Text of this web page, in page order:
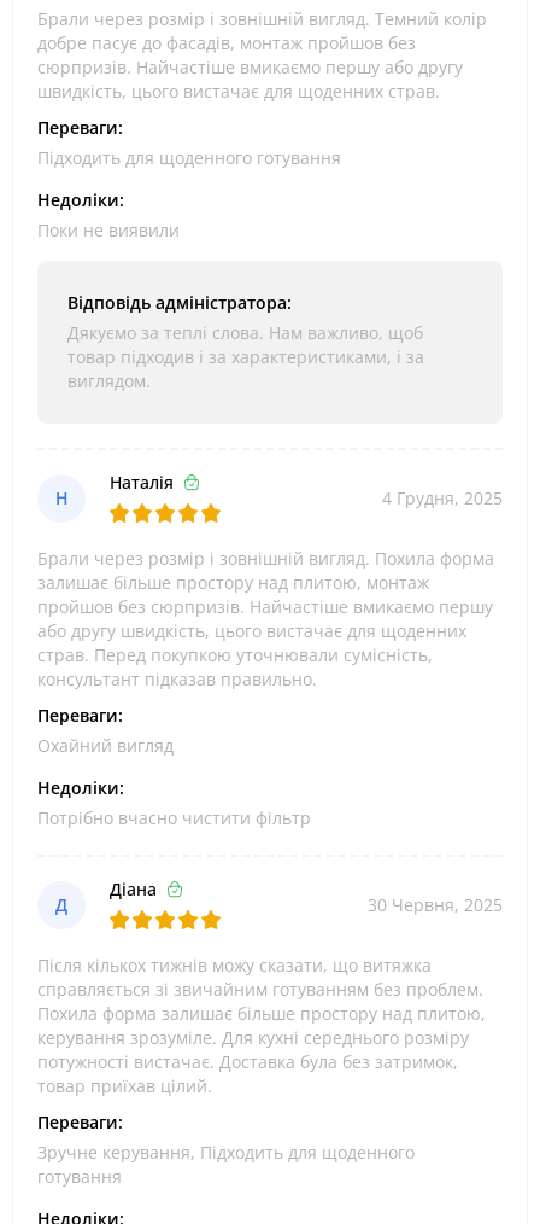
Брали через розмір і зовнішній вигляд. Темний колір
добре пасує до фасадів, монтаж пройшов без
сюрпризів. Найчастіше вмикаємо першу або другу
швидкість, цього вистачає для щоденних страв.
Переваги:
Підходить для щоденного готування
Недоліки:
Поки не виявили
Відповідь адміністратора:
Дякуємо за теплі слова. Нам важливо, щоб
товар підходив і за характеристиками, і за
виглядом.
Н
Наталія
4 Грудня, 2025
Брали через розмір і зовнішній вигляд. Похила форма
залишає більше простору над плитою, монтаж
пройшов без сюрпризів. Найчастіше вмикаємо першу
або другу швидкість, цього вистачає для щоденних
страв. Перед покупкою уточнювали сумісність,
консультант підказав правильно.
Переваги:
Охайний вигляд
Недоліки:
Потрібно вчасно чистити фільтр
Д
Діана
30 Червня, 2025
Після кількох тижнів можу сказати, що витяжка
справляється зі звичайним готуванням без проблем.
Похила форма залишає більше простору над плитою,
керування зрозуміле. Для кухні середнього розміру
потужності вистачає. Доставка була без затримок,
товар приїхав цілий.
Переваги:
Зручне керування, Підходить для щоденного
готування
Недоліки: